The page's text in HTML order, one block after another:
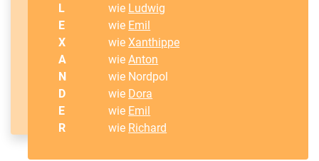
L
wie Ludwig
E
wie Emil
X
wieXanthippe
A
wieAnton
N
wie Nordpol
D
wie Dora
E
wie Emil
R
wie Richard